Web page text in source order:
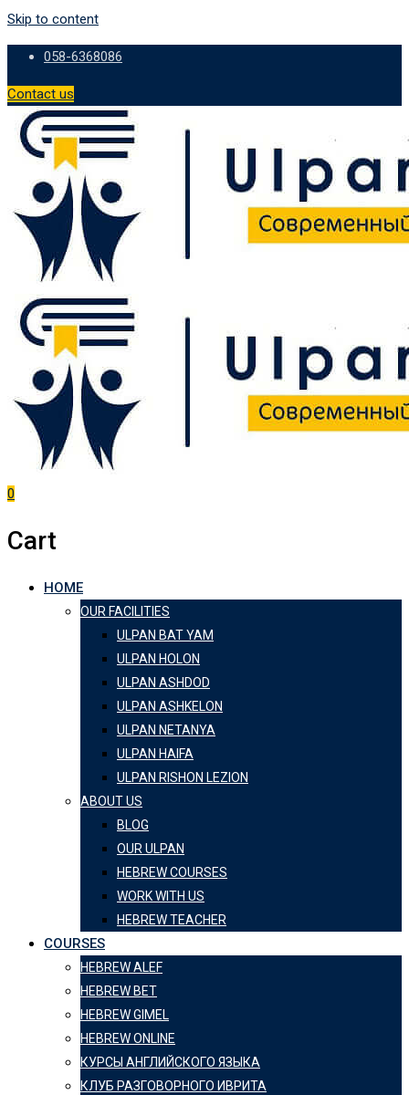
Skip to content
058-6368086
Contact us
0
Cart
HOME
OUR FACILITIES
ULPAN BAT YAM
ULPAN HOLON
ULPAN ASHDOD
ULPAN ASHKELON
ULPAN NETANYA
ULPAN HAIFA
ULPAN RISHON LEZION
ABOUT US
BLOG
OUR ULPAN
HEBREW COURSES
WORK WITH US
HEBREW TEACHER
COURSES
HEBREW ALEF
HEBREW BET
HEBREW GIMEL
HEBREW ONLINE
КУРСЫ АНГЛИЙСКОГО ЯЗЫКА
КЛУБ РАЗГОВОРНОГО ИВРИТА